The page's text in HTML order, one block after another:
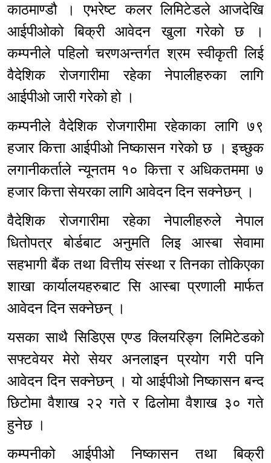
काठमाण्डौ । एभरेष्ट कलर लिमिटेडले आजदेखि
आईपीओको बिक्री आवेदन खुला गरेको छ ।
कम्पनीले पहिलो चरणअन्तर्गत श्रम स्वीकृती लिई
वैदेशिक रोजगारीमा रहेका नेपालीहरुका लागि
आईपीओ जारी गरेको हो ।
कम्पनीले वैदेशिक रोजगारीमा रहेकाका लागि ७९
हजार कित्ता आईपीओ निष्कासन गरेको छ । इच्छुक
लगानीकर्ताले न्यूनतम १० कित्ता र अधिकतममा ७
हजार कित्ता सेयरका लागि आवेदन दिन सक्नेछन् ।
वैदेशिक रोजगारीमा रहेका नेपालीहरुले नेपाल
धितोपत्र बोर्डबाट अनुमति लिइ आस्बा सेवामा
सहभागी बैंक तथा वित्तीय संस्था र तिनका तोकिएका
शाखा कार्यालयहरुबाट सि आस्बा प्रणाली मार्फत
आवेदन दिन सक्नेछन् ।
यसका साथै सिडिएस एण्ड क्लियरिङ्ग लिमिटेडको
सफ्टवेयर मेरो सेयर अनलाइन प्रयोग गरी पनि
आवेदन दिन सक्नेछन् । यो आईपीओ निष्कासन बन्द
छिटोमा वैशाख २२ गते र ढिलोमा वैशाख ३० गते
हुनेछ ।
कम्पनीको आईपीओ निष्कासन तथा बिक्री